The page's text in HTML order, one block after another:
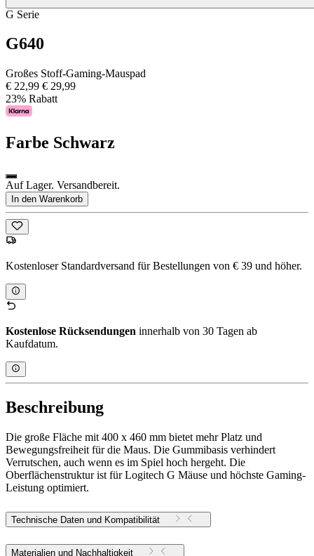
G Serie
G640
Großes Stoff-Gaming-Mauspad
€ 22,99 € 29,99
23% Rabatt
Farbe Schwarz
Auf Lager. Versandbereit.
In den Warenkorb
Kostenloser Standardversand für Bestellungen von € 39 und höher.
Kostenlose Rücksendungen innerhalb von 30 Tagen ab
Kaufdatum.
Beschreibung
Die große Fläche mit 400 x 460 mm bietet mehr Platz und
Bewegungsfreiheit für die Maus. Die Gummibasis verhindert
Verrutschen, auch wenn es im Spiel hoch hergeht. Die
Oberflächenstruktur ist für Logitech G Mäuse und höchste Gaming-
Leistung optimiert.
Technische Daten und Kompatibilität
Materialien und Nachhaltigkeit